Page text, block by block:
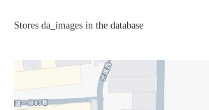
Stores da_images in the database